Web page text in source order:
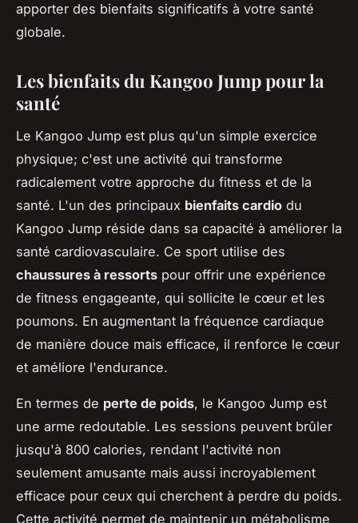
apporter des bienfaits significatifs à votre santé
globale.
Les bienfaits du Kangoo Jump pour la
santé
Le Kangoo Jump est plus qu'un simple exercice
physique; c'est une activité qui transforme
radicalement votre approche du fitness et de la
santé. L'un des principaux bienfaits cardio du
Kangoo Jump réside dans sa capacité à améliorer la
santé cardiovasculaire. Ce sport utilise des
chaussures à ressorts pour offrir une expérience
de fitness engageante, qui sollicite le cœur et les
poumons. En augmentant la fréquence cardiaque
de manière douce mais efficace, il renforce le cœur
et améliore l'endurance.
En termes de perte de poids, le Kangoo Jump est
une arme redoutable. Les sessions peuvent brûler
jusqu'à 800 calories, rendant l'activité non
seulement amusante mais aussi incroyablement
efficace pour ceux qui cherchent à perdre du poids.
Cette activité permet de maintenir un métabolisme